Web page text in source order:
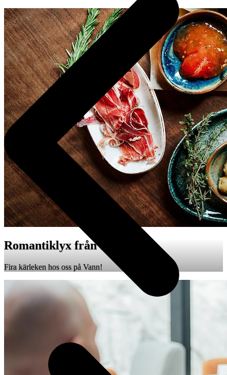
Romantiklyx från 1 795 SEK
Fira kärleken hos oss på Vann!